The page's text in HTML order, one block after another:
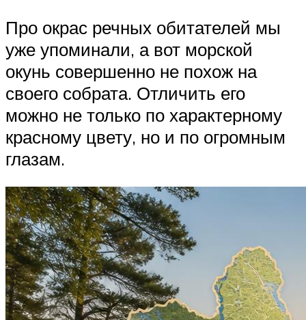
Про окрас речных обитателей мы
уже упоминали, а вот морской
окунь совершенно не похож на
своего собрата. Отличить его
можно не только по характерному
красному цвету, но и по огромным
глазам.